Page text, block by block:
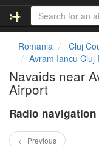
Romania Cluj
Avram Iancu Cluj
Navaids near
Airport
Radio
← Previous